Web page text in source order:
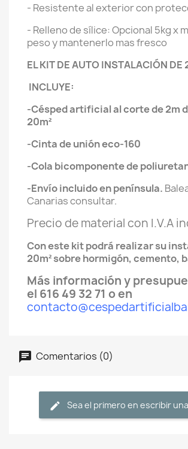
- Resistente al exterior con
- Relleno de sílice: Opcional 5kg x
peso y mantenerlo mas fresco
EL KIT DE AUTO INSTALACIÓN DE
INCLUYE:
-Césped artificial al corte de 2m
20m²
-Cinta de unión eco-160
-Cola bicomponente de
-Envío incluido enpenínsula.
Canarias consultar.
Precio de material con I.V.A
Con este kit podrá realizar su
20m² sobre hormigón, cemento,
Más información y
el 616 49 32 71 o en
Comentarios (0)
Sea el primero en escribir